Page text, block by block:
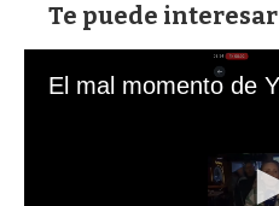
Te puede interesar